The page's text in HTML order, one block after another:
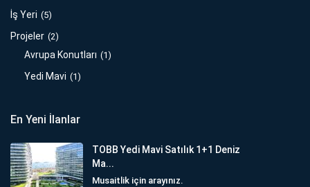
İş Yeri (5)
Projeler (2)
Avrupa Konutları (1)
Yedi Mavi (1)
En Yeni İlanlar
TOBB Yedi Mavi Satılık 1+1 Deniz
Ma...
Musaitlik için arayınız.